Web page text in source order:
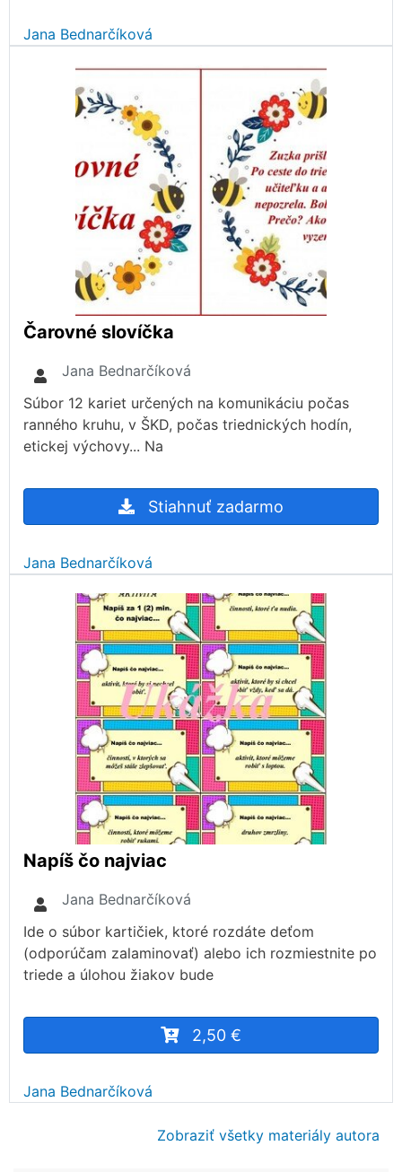
Jana Bednarčíková
Čarovné slovíčka
Jana Bednarčíková
Súbor 12 kariet určených na komunikáciu počas
ranného kruhu, v ŠKD, počas triednických hodín,
etickej výchovy... Na
Stiahnuť zadarmo
Jana Bednarčíková
Napíš čo najviac
Jana Bednarčíková
Ide o súbor kartičiek, ktoré rozdáte deťom
(odporúčam zalaminovať) alebo ich rozmiestnite po
triede a úlohou žiakov bude
2,50 €
Jana Bednarčíková
Zobraziť všetky materiály autora